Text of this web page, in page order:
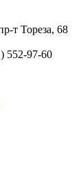
т Тореза, 68
552-97-60